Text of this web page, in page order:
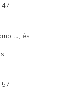
tu, és